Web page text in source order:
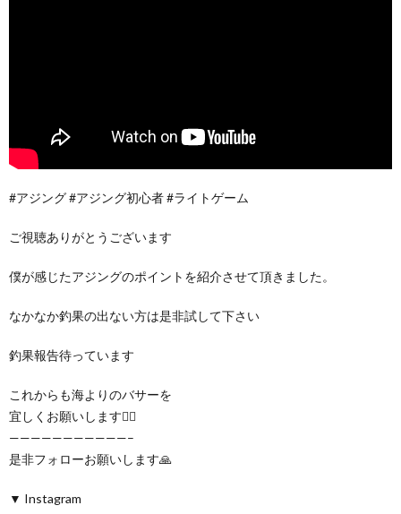
#アジング #アジング初心者 #ライトゲーム
ご視聴ありがとうございます
僕が感じたアジングのポイントを紹介させて頂きました。
なかなか釣果の出ない方は是非試して下さい
釣果報告待っています
これからも海よりのバサーを
宜しくお願いします🙇‍♂️
———————————–
是非フォローお願いします🙏
▼ Instagram